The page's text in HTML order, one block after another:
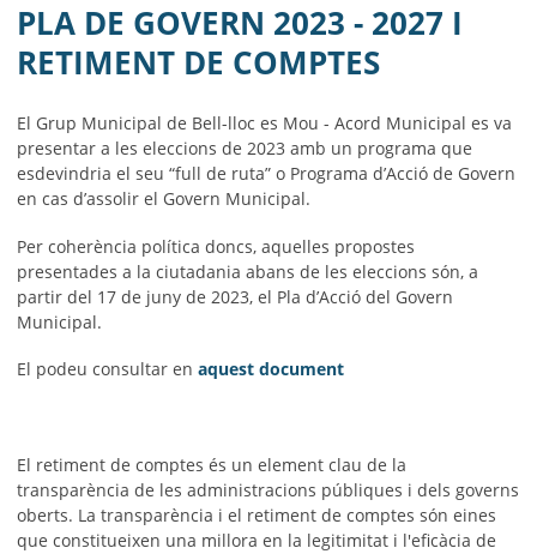
PLA DE GOVERN 2023 - 2027 I
RETIMENT DE COMPTES
El Grup Municipal de Bell-lloc es Mou - Acord Municipal es va
presentar a les eleccions de 2023 amb un programa que
esdevindria el seu “full de ruta” o Programa d’Acció de Govern
en cas d’assolir el Govern Municipal.
Per coherència política doncs, aquelles propostes
presentades a la ciutadania abans de les eleccions són, a
partir del 17 de juny de 2023, el Pla d’Acció del Govern
Municipal.
El podeu consultar en aquest document
El retiment de comptes és un element clau de la
transparència de les administracions públiques i dels governs
oberts. La transparència i el retiment de comptes són eines
que constitueixen una millora en la legitimitat i l'eficàcia de